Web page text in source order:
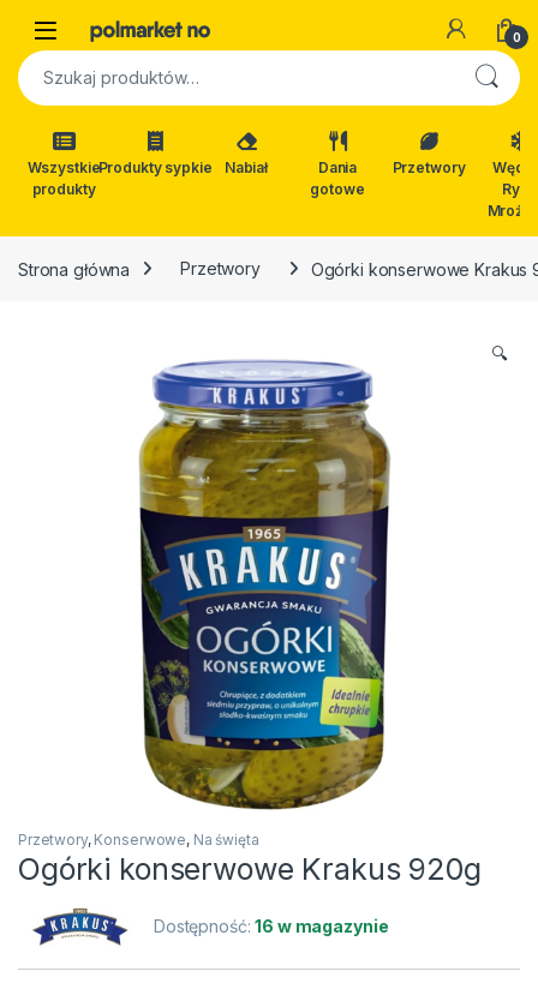
Open 0
Szukaj:
Wszystkie
produkty
Produkty sypkie Nabiał
Dania
gotowe
Przetwory
Ryby
Strona główna Przetwory Ogórki konserwowe Krakus
🔍
Przetwory, Konserwowe, Na święta
Ogórki konserwowe Krakus 920g
Dostępność:16 w magazynie